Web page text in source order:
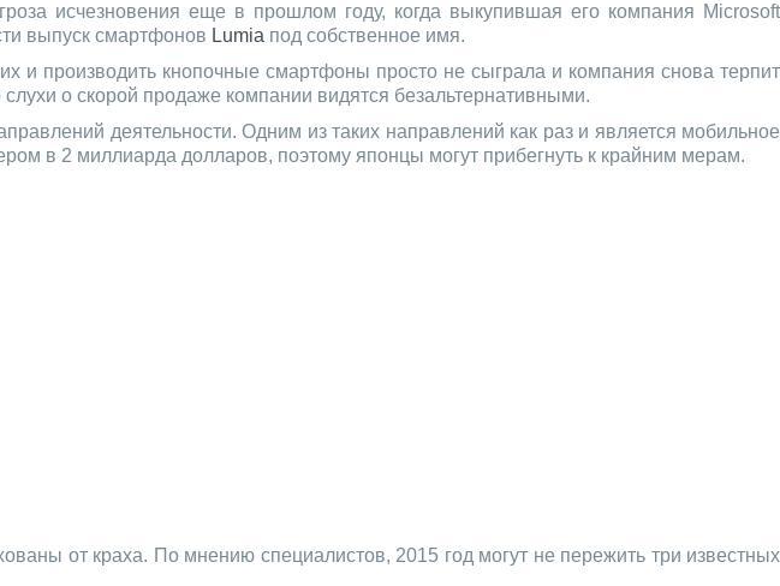
исчезновения еще в прошлом году, когда выкупившая его компания Microsoft
выпуск смартфонов Lumia под собственное имя.
и производить кнопочные смартфоны просто не сыграла и компания снова терпит
о скорой продаже компании видятся безальтернативными.
деятельности. Одним из таких направлений как раз и является мобильное
в 2 миллиарда долларов, поэтому японцы могут прибегнуть к крайним мерам.
от краха. По мнению специалистов, 2015 год могут не пережить три известных